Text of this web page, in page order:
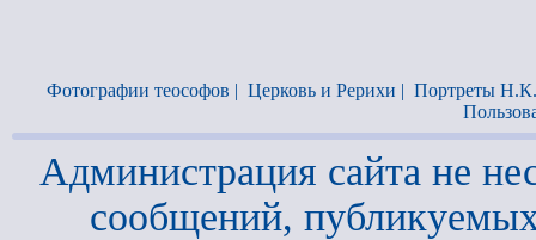
Фотографии теософов | Церковь и Рерихи | Портреты
Администрация сайта не
сообщений,